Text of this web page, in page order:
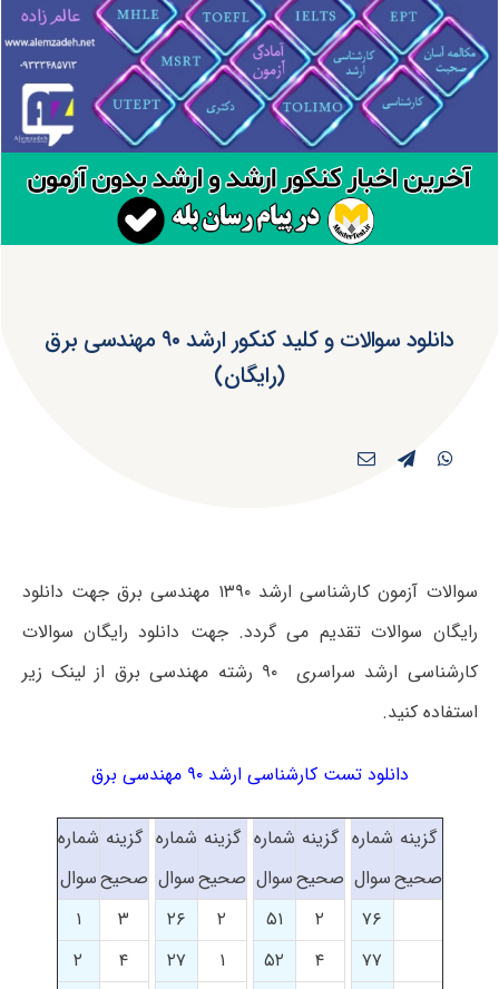
دانلود سوالات و کلید کنکور ارشد ۹۰ مهندسی برق
(رایگان)
سوالات آزمون کارشناسی ارشد ۱۳۹۰ مهندسی برق جهت دانلود
رایگان سوالات تقدیم می گردد. جهت دانلود رایگان سوالات
کارشناسی ارشد سراسری ۹۰ رشته مهندسی برق از لینک زیر
استفاده کنید.
دانلود تست کارشناسی ارشد ۹۰ مهندسی برق
گزینه
صحیح
شماره
سوال
گزینه
صحیح
شماره
سوال
گزینه
صحیح
شماره
سوال
گزینه
صحیح
شماره
سوال
۷۶
۲ ۵۱ ۲ ۲۶ ۳
۱
۷۷
۴ ۵۲ ۱ ۲۷ ۴
۲